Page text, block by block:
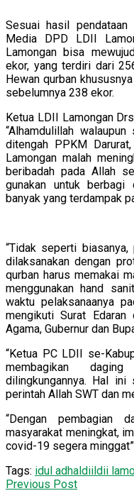
Sesuai hasil pendataan
Media DPD LDII
Lamongan bisa
ekor, yang terdiri dari
Hewan qurban
sebelumnya 238 ekor.
Ketua LDII Lamongan
“Alhamdulillah
ditengah PPKM
Lamongan malah
beribadah pada Allah
gunakan untuk
banyak yang terdampak
“Tidak seperti biasanya,
dilaksanakan dengan
qurban harus memakai
menggunakan hand
waktu pelaksanaanya
mengikuti Surat
Agama, Gubernur dan
“Ketua PC LDII se-
membagikan
dilingkungannya. Hal ini
perintah Allah SWT dan
“Dengan pembagian
masyarakat meningkat,
covid-19 segera
Tags: idul adhaldiildii
Previous Post